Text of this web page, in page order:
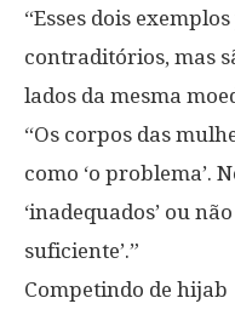
“Esses dois
contraditórios, mas
lados da mesma
“Os corpos das
como ‘o problema’.
‘inadequados’ ou
suficiente’.”
Competindo de hijab